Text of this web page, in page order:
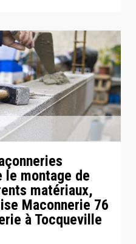
le montage de
matériaux,
Maconnerie 76
à Tocqueville